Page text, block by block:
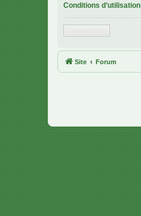
Conditions d’utilisation
Site Forum